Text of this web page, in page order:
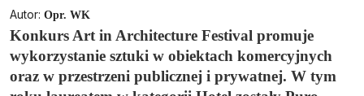
Autor: Opr. WK
Konkurs Art in Architecture Festival promuje
wykorzystanie sztuki w obiektach komercyjnych
oraz w przestrzeni publicznej i prywatnej. W tym